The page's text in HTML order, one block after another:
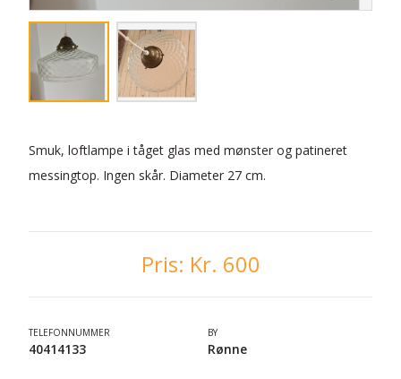
Smuk, loftlampe i tåget glas med mønster og patineret
messingtop. Ingen skår. Diameter 27 cm.
Pris: Kr. 600
TELEFONNUMMER
40414133
BY
Rønne